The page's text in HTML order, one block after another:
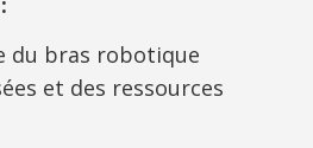
du bras robotique
et des ressources